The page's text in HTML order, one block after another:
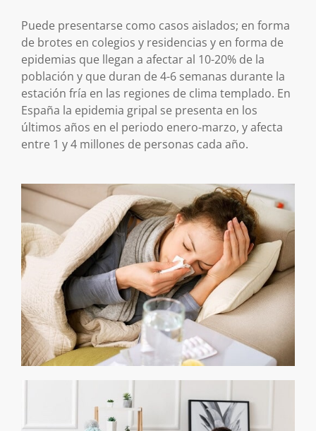
Puede presentarse como casos aislados; en forma
de brotes en colegios y residencias y en forma de
epidemias que llegan a afectar al 10-20% de la
población y que duran de 4-6 semanas durante la
estación fría en las regiones de clima templado. En
España la epidemia gripal se presenta en los
últimos años en el periodo enero-marzo, y afecta
entre 1 y 4 millones de personas cada año.